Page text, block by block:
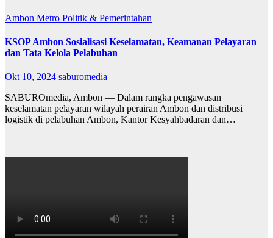
Ambon Metro Politik & Pemerintahan
KSOP Ambon Sosialisasi Keselamatan, Keamanan Pelayaran
dan Tata Kelola Pelabuhan
Okt 10, 2024 saburomedia
SABUROmedia, Ambon — Dalam rangka pengawasan
keselamatan pelayaran wilayah perairan Ambon dan distribusi
logistik di pelabuhan Ambon, Kantor Kesyahbadaran dan…